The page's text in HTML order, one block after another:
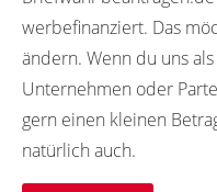
werbefinanziert. Das
ändern. Wenn du uns
Unternehmen oder
gern einen kleinen
natürlich auch.